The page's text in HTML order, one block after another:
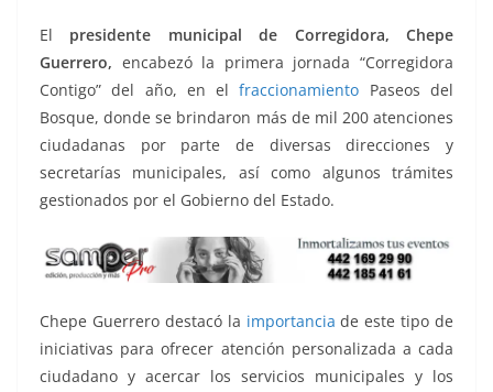
El presidente municipal de Corregidora, Chepe
Guerrero, encabezó la primera jornada “Corregidora
Contigo” del año, en elfraccionamiento Paseos del
Bosque, donde se brindaron más de mil 200 atenciones
ciudadanas por parte de diversas direcciones y
secretarías municipales, así como algunos trámites
gestionados por el Gobierno del Estado.
Chepe Guerrero destacó la importancia de este tipo de
iniciativas para ofrecer atención personalizada a cada
ciudadano y acercar los servicios municipales y los